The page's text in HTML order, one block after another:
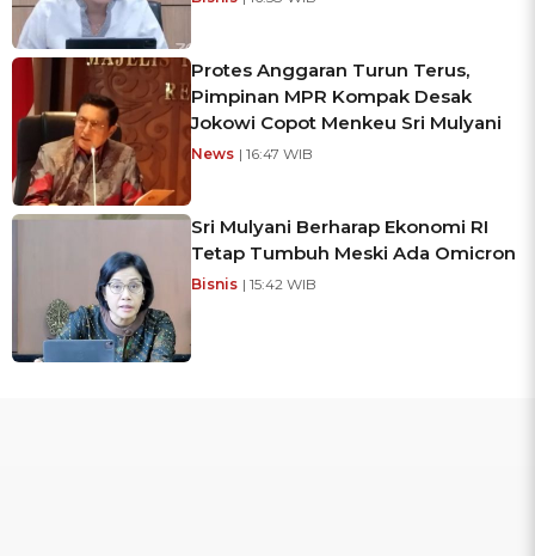
Protes Anggaran Turun Terus,
Pimpinan MPR Kompak Desak
Jokowi Copot Menkeu Sri Mulyani
News | 16:47 WIB
Sri Mulyani Berharap Ekonomi RI
Tetap Tumbuh Meski Ada Omicron
Bisnis | 15:42 WIB